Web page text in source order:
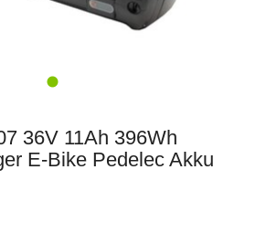
36V 11Ah 396Wh
E-Bike Pedelec Akku